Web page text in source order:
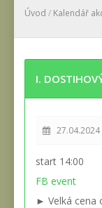
Úvod / Kalendář
I.
27.04.2024
start 14:00
FB event
► Velká cena